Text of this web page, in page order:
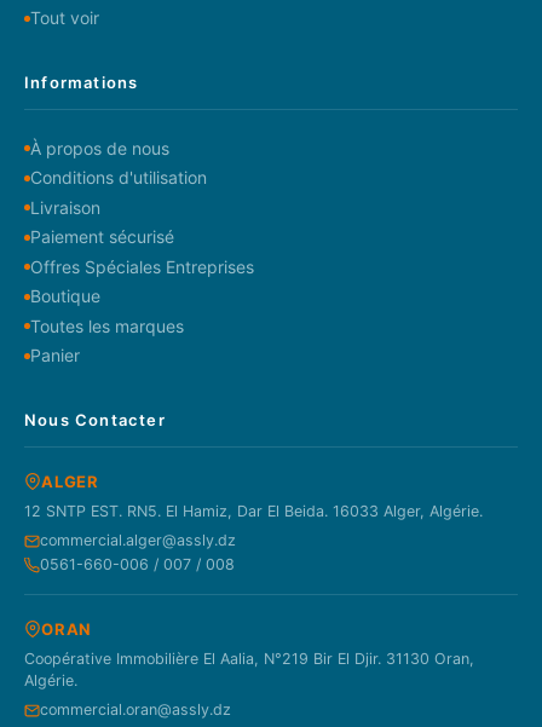
Tout voir
Informations
À propos de nous
Conditions d'utilisation
Livraison
Paiement sécurisé
Offres Spéciales Entreprises
Boutique
Toutes les marques
Panier
Nous Contacter
ALGER
12 SNTP EST. RN5. El Hamiz, Dar El Beida. 16033 Alger, Algérie.
commercial.alger@assly.dz
0561-660-006 / 007 / 008
ORAN
Coopérative Immobilière El Aalia, N°219 Bir El Djir. 31130 Oran,
Algérie.
commercial.oran@assly.dz